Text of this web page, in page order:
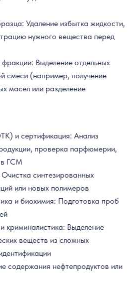
Удаление избытка жидкости,
нужного вещества перед
Выделение отдельных
смеси (например, получение
масел или разделение
и сертификация: Анализ
проверка парфюмерии,
в ГСМ
синтезированных
или новых полимеров
и биохимия: Подготовка проб
криминалистика: Выделение
веществ из сложных
содержания нефтепродуктов или